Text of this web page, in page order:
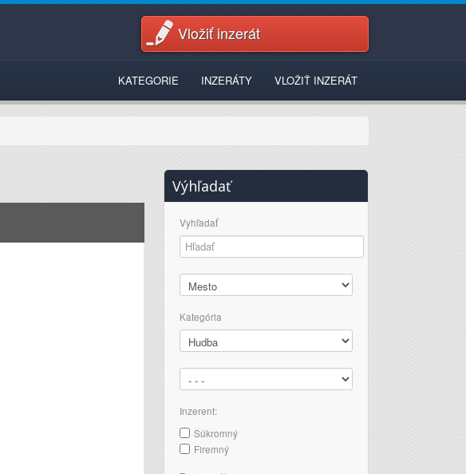
Vložiť inzerát
KATEGORIE INZERÁTY VLOŽIŤ INZERÁT
Výhľadať
Vyhľadať
Kategória
Inzerent:
Súkromný
Firemný